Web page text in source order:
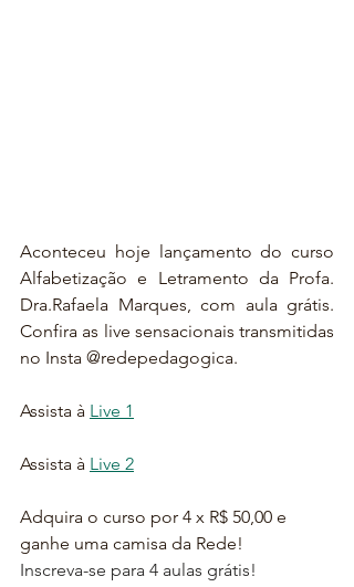
Aconteceu hoje lançamento do curso
Alfabetização e Letramento da Profa.
Dra.Rafaela Marques, com aula grátis.
Confira as live sensacionais transmitidas
no Insta @redepedagogica.
Assista à Live 1
Assista à Live 2
Adquira o curso por 4 x R$ 50,00 e
ganhe uma camisa da Rede!
Inscreva-se para 4 aulas grátis!